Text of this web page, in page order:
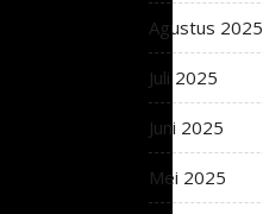
Agustus 2025
Juli 2025
Juni 2025
Mei 2025